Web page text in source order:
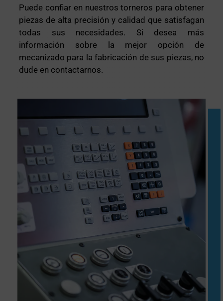
Puede confiar en nuestros torneros para obtener
piezas de alta precisión y calidad que satisfagan
todas sus necesidades. Si desea más
información sobre la mejor opción de
mecanizado para la fabricación de sus piezas, no
dude en contactarnos.